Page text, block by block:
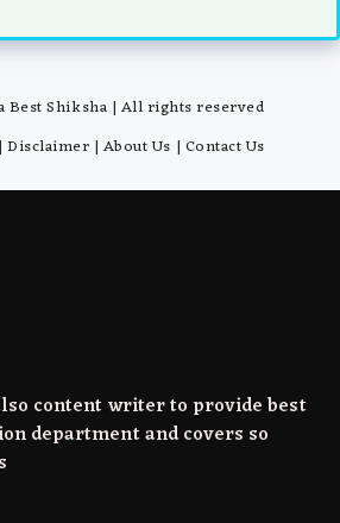
Best Shiksha | All rights reserved
|Disclaimer | About Us | Contact Us
content writer to provide best
department and covers so